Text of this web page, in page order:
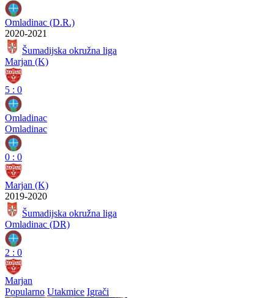
Omladinac (D.R.)
2020-2021
Šumadijska okružna liga
Marjan (K)
5 : 0
Omladinac
Omladinac
0 : 0
Marjan (K)
2019-2020
Šumadijska okružna liga
Omladinac (DR)
2 : 0
Marjan
Popularno Utakmice Igrači